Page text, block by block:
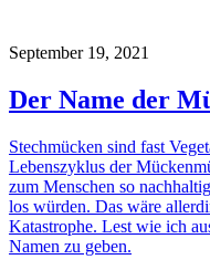
September 19, 2021
Der Name der
Stechmücken sind fast
Lebenszyklus der
zum Menschen so
los würden. Das wäre
Katastrophe. Lest wie ich
Namen zu geben.